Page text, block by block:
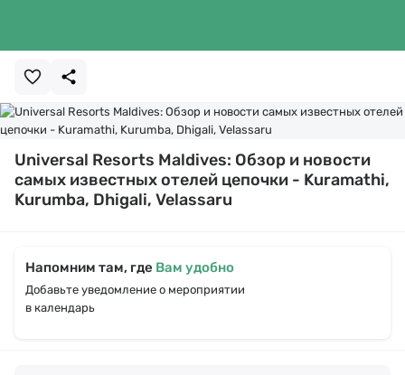
Universal Resorts Maldives: Обзор и новости
самых известных отелей цепочки - Kuramathi,
Kurumba, Dhigali, Velassaru
Напомним там, где Вам удобно
Добавьте уведомление о мероприятии
в календарь